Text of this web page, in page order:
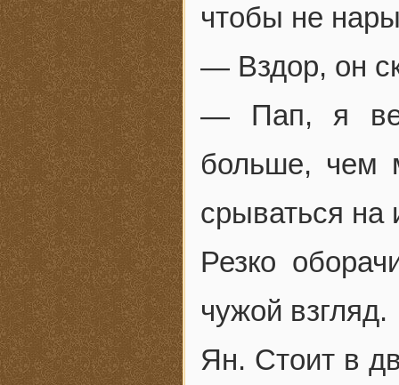
чтобы не
— Вздор, он
— Пап, я
больше, чем
срываться на
Резко
чужой взгляд.
Ян. Стоит в